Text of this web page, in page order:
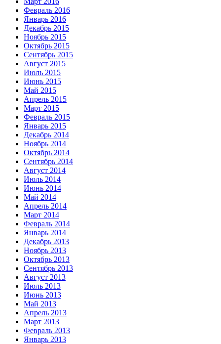
Февраль 2016
Январь 2016
Декабрь 2015
Ноябрь 2015
Октябрь 2015
Сентябрь 2015
Август 2015
Июль 2015
Июнь 2015
Май 2015
Апрель 2015
Март 2015
Февраль 2015
Январь 2015
Декабрь 2014
Ноябрь 2014
Октябрь 2014
Сентябрь 2014
Август 2014
Июль 2014
Июнь 2014
Май 2014
Апрель 2014
Март 2014
Февраль 2014
Январь 2014
Декабрь 2013
Ноябрь 2013
Октябрь 2013
Сентябрь 2013
Август 2013
Июль 2013
Июнь 2013
Май 2013
Апрель 2013
Март 2013
Февраль 2013
Январь 2013